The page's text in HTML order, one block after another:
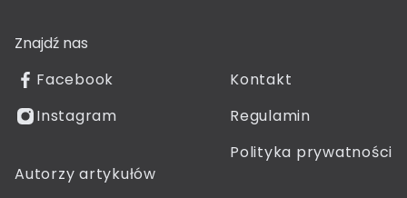
Znajdź nas
Facebook
Instagram
Kontakt
Regulamin
Polityka prywatności
Autorzy artykułów